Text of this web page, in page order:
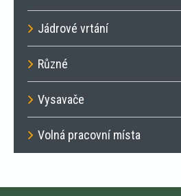
Jádrové vrtání
Různé
Vysavače
Volná pracovní místa